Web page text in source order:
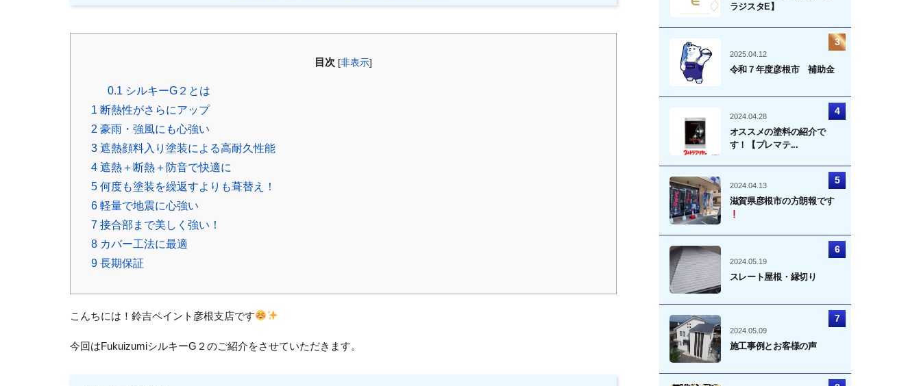
目次 [非表示]
0.1 シルキーG２とは
1 断熱性がさらにアップ
2 豪雨・強風にも心強い
3 遮熱顔料入り塗装による高耐久性能
4 遮熱＋断熱＋防音で快適に
5 何度も塗装を繰返すよりも葺替え！
6 軽量で地震に心強い
7 接合部まで美しく強い！
8 カバー工法に最適
9 長期保証
こんちには！鈴吉ペイント彦根支店です
今回はFukuizumiシルキーG２のご紹介をさせていただきます。
ラジスタE】
2025.04.12
令和７年度彦根市 補助金
2024.04.28
オススメの塗料の紹介で
す！【プレマテ...
2024.04.13
滋賀県彦根市の方朗報です
2024.05.19
スレート屋根・縁切り
2024.05.09
施工事例とお客様の声